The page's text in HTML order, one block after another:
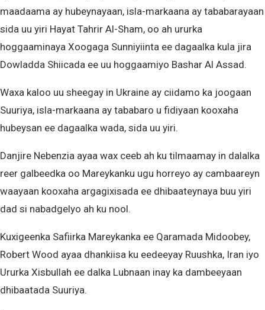
maadaama ay hubeynayaan, isla-markaana ay tababarayaan
sida uu yiri Hayat Tahrir Al-Sham, oo ah ururka
hoggaaminaya Xoogaga Sunniyiinta ee dagaalka kula jira
Dowladda Shiicada ee uu hoggaamiyo Bashar Al Assad.
Waxa kaloo uu sheegay in Ukraine ay ciidamo ka joogaan
Suuriya, isla-markaana ay tababaro u fidiyaan kooxaha
hubeysan ee dagaalka wada, sida uu yiri.
Danjire Nebenzia ayaa wax ceeb ah ku tilmaamay in dalalka
reer galbeedka oo Mareykanku ugu horreyo ay cambaareyn
waayaan kooxaha argagixisada ee dhibaateynaya buu yiri
dad si nabadgelyo ah ku nool.
Kuxigeenka Safiirka Mareykanka ee Qaramada Midoobey,
Robert Wood ayaa dhankiisa ku eedeeyay Ruushka, Iran iyo
Ururka Xisbullah ee dalka Lubnaan inay ka dambeeyaan
dhibaatada Suuriya.